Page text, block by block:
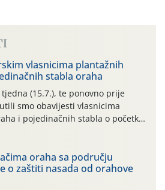
vlasnicima plantažnih
stabla oraha
(15.7.), te ponovno prije
smo obavijesti vlasnicima
i pojedinačnih stabla o početku
usmjerenog suzbijanja
completa)! Već dvanaest dana
udar”, koji naročito
(31.7.-05.8.), jer najviše
[…]
oraha sa području
o zaštiti nasada od orahove